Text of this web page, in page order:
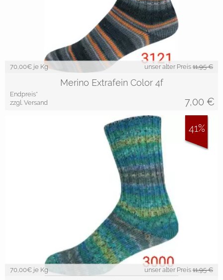
70,00€ je Kg unser alter Preis 11,95 €
Merino Extrafein Color 4f
Endpreis*
zzgl. Versand
7,00 €
70,00€ je Kg unser alter Preis 11,95 €
41%